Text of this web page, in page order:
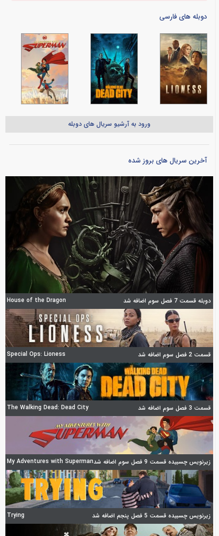
دوبله های فارسی
ورود به آرشیو سریال های دوبله
آخرین سریال های بروز شده
دوبله قسمت 7 فصل سوم اضافه شد House of the Dragon
قسمت 2 فصل سوم اضافه شد Special Ops: Lioness
قسمت 3 فصل سوم اضافه شد The Walking Dead: Dead City
زیرنویس چسبیده قسمت 9 فصل سوم اضافه شد My Adventures with Superman
زیرنویس چسبیده قسمت 5 فصل پنجم اضافه شد Trying